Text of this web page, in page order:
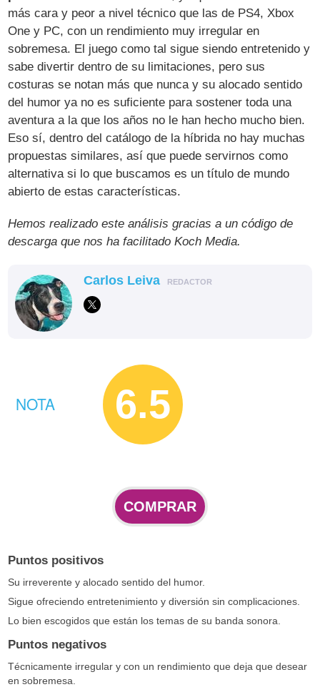
más cara y peor a nivel técnico que las de PS4, Xbox
One y PC, con un rendimiento muy irregular en
sobremesa. El juego como tal sigue siendo entretenido y
sabe divertir dentro de su limitaciones, pero sus
costuras se notan más que nunca y su alocado sentido
del humor ya no es suficiente para sostener toda una
aventura a la que los años no le han hecho mucho bien.
Eso sí, dentro del catálogo de la híbrida no hay muchas
propuestas similares, así que puede servirnos como
alternativa si lo que buscamos es un título de mundo
abierto de estas características.
Hemos realizado este análisis gracias a un código de
descarga que nos ha facilitado Koch Media.
Carlos Leiva REDACTOR
NOTA 6.5
COMPRAR
Puntos positivos
Su irreverente y alocado sentido del humor.
Sigue ofreciendo entretenimiento y diversión sin complicaciones.
Lo bien escogidos que están los temas de su banda sonora.
Puntos negativos
Técnicamente irregular y con un rendimiento que deja que desear
en sobremesa.